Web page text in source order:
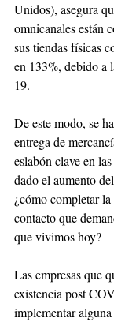
Unidos), asegura
omnicanales están
sus tiendas físicas
en 133%, debido a
19.
De este modo, se
entrega de
eslabón clave en
dado el aumento
¿cómo completar
contacto que
que vivimos hoy?
Las empresas que
existencia post
implementar